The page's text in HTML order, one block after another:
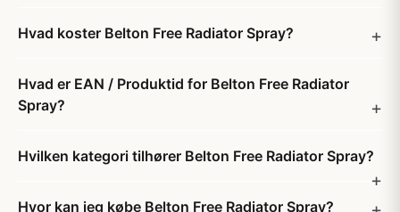
Hvad koster Belton Free Radiator Spray?
Hvad er EAN / Produktid for Belton Free Radiator
Spray?
Hvilken kategori tilhører Belton Free Radiator Spray?
Hvor kan jeg købe Belton Free Radiator Spray?